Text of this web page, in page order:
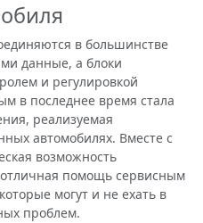
в большинстве
данные, а блоки
и регулировкой
в последнее время стала
реализуемая
автомобилях. Вместе с
возможность
отличная помощь сервисным
могут и не ехать в
проблем.